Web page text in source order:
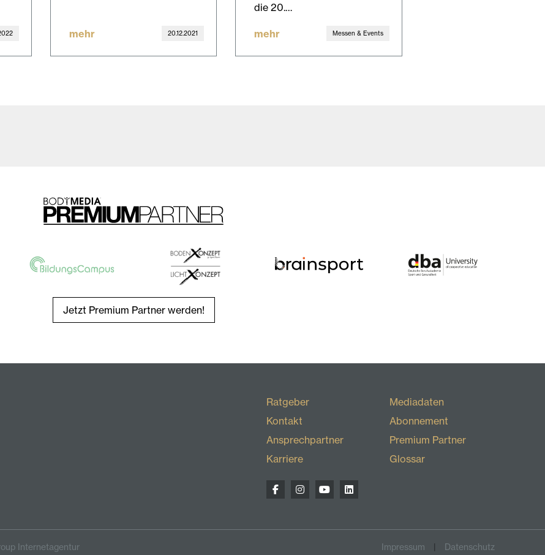
mehr 20.12.2021
die 20.…
mehr Messen & Events
Jetzt Premium Partner werden!
Ratgeber
Kontakt
Ansprechpartner
Karriere
Mediadaten
Abonnement
Premium Partner
Glossar
Internetagentur Impressum Datenschutz